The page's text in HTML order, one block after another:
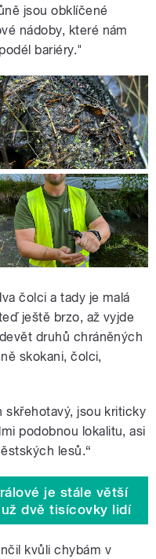
jsou obklíčené
nádoby, které nám
bariéry."
čolci a tady je malá
ještě brzo, až vyjde
druhů chráněných
skokani, čolci,
skřehotavý, jsou kriticky
podobnou lokalitu, asi
lesů.“
je stále větší
dvě tisícovky lidí
kvůli chybám v